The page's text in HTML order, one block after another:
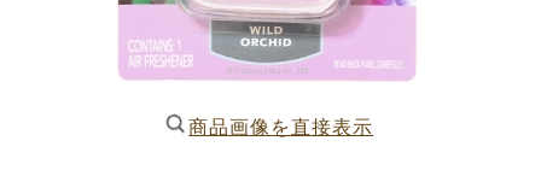
商品画像を直接表示